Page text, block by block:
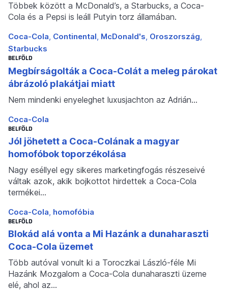
Többek között a McDonald’s, a Starbucks, a Coca-
Cola és a Pepsi is leáll Putyin torz államában.
Coca-Cola Continental McDonald's Oroszország
Starbucks
BELFÖLD
Megbírságolták a Coca-Colát a meleg párokat
ábrázoló plakátjai miatt
Nem mindenki enyeleghet luxusjachton az Adrián…
Coca-Cola
BELFÖLD
Jól jöhetett a Coca-Colának a magyar
homofóbok toporzékolása
Nagy eséllyel egy sikeres marketingfogás részeseivé
váltak azok, akik bojkottot hirdettek a Coca-Cola
termékei…
Coca-Cola homofóbia
BELFÖLD
Blokád alá vonta a Mi Hazánk a dunaharaszti
Coca-Cola üzemet
Több autóval vonult ki a Toroczkai László-féle Mi
Hazánk Mozgalom a Coca-Cola dunaharaszti üzeme
elé, ahol az…